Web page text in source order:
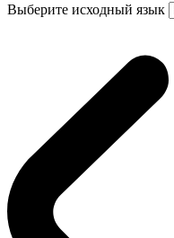
Выберите исходный язык